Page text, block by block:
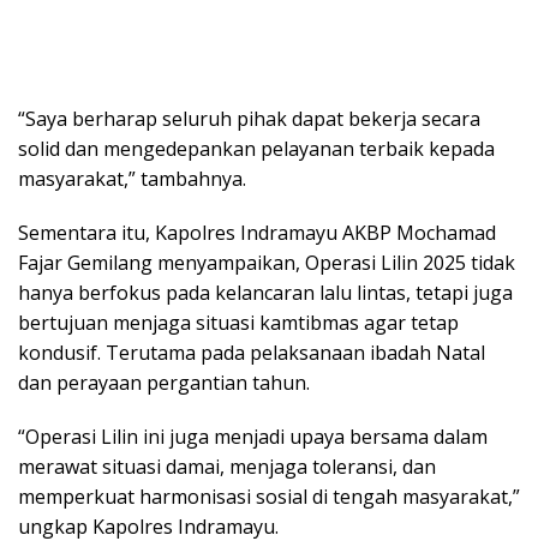
“Saya berharap seluruh pihak dapat bekerja secara
solid dan mengedepankan pelayanan terbaik kepada
masyarakat,” tambahnya.
Sementara itu, Kapolres Indramayu AKBP Mochamad
Fajar Gemilang menyampaikan, Operasi Lilin 2025 tidak
hanya berfokus pada kelancaran lalu lintas, tetapi juga
bertujuan menjaga situasi kamtibmas agar tetap
kondusif. Terutama pada pelaksanaan ibadah Natal
dan perayaan pergantian tahun.
“Operasi Lilin ini juga menjadi upaya bersama dalam
merawat situasi damai, menjaga toleransi, dan
memperkuat harmonisasi sosial di tengah masyarakat,”
ungkap Kapolres Indramayu.